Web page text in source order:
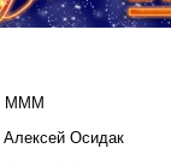
МММ
Алексей Осидак